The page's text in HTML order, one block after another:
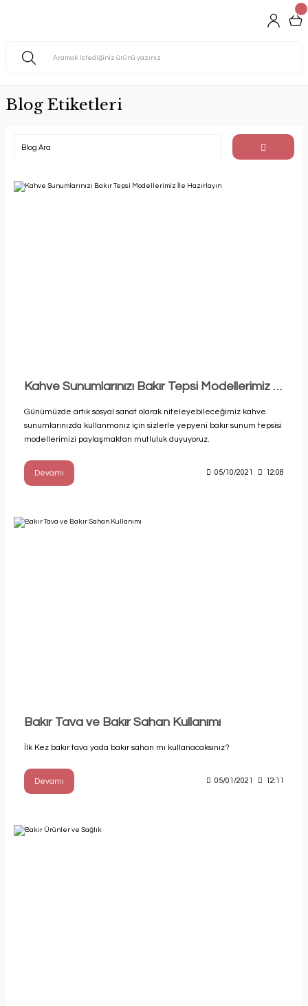
Blog Etiketleri
Kahve Sunumlarınızı Bakır Tepsi Modellerimiz İle Hazırlayın
Günümüzde artık sosyal sanat olarak niteleyebileceğimiz kahve
sunumlarınızda kullanmanız için sizlerle yepyeni bakır sunum tepsisi
modellerimizi paylaşmaktan mutluluk duyuyoruz.
Devamı 05/10/2021 12:08
Bakır Tava ve Bakır Sahan Kullanımı
İlk Kez bakır tava yada bakır sahan mı kullanacaksınız?
Devamı 05/01/2021 12:11